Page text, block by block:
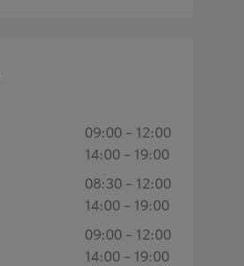
09:00 - 12:00
14:00 - 19:00
08:30 - 12:00
14:00 - 19:00
09:00 - 12:00
14:00 - 19:00